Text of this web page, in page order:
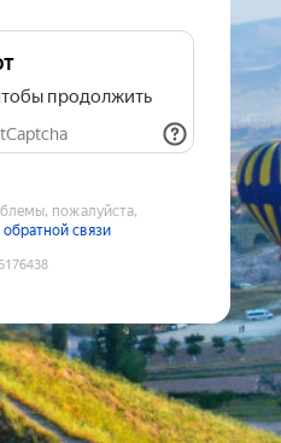
продолжить
пожалуйста,
связи